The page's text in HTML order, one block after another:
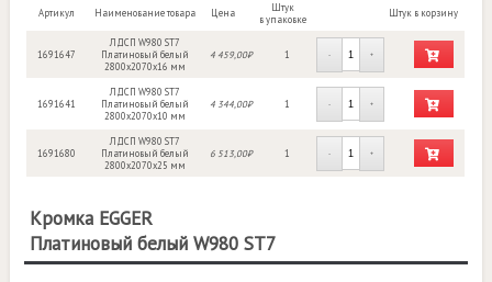
Артикул Наименование товара Цена
Штук
в упаковке
Штук в корзину
1691647
ЛДСП W980 ST7
Платиновый белый
2800x2070x16 мм
4 459,00₽ 1 - +
1691641
ЛДСП W980 ST7
Платиновый белый
2800x2070x10 мм
4 344,00₽ 1 - +
1691680
ЛДСП W980 ST7
Платиновый белый
2800x2070x25 мм
6 513,00₽ 1 - +
Кромка EGGER
Платиновый белый W980 ST7